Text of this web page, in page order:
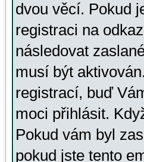
dvou věcí. Pokud
registraci na odkaz
následovat
musí být
registrací, buď
moci přihlásit.
Pokud vám byl
pokud jste tento